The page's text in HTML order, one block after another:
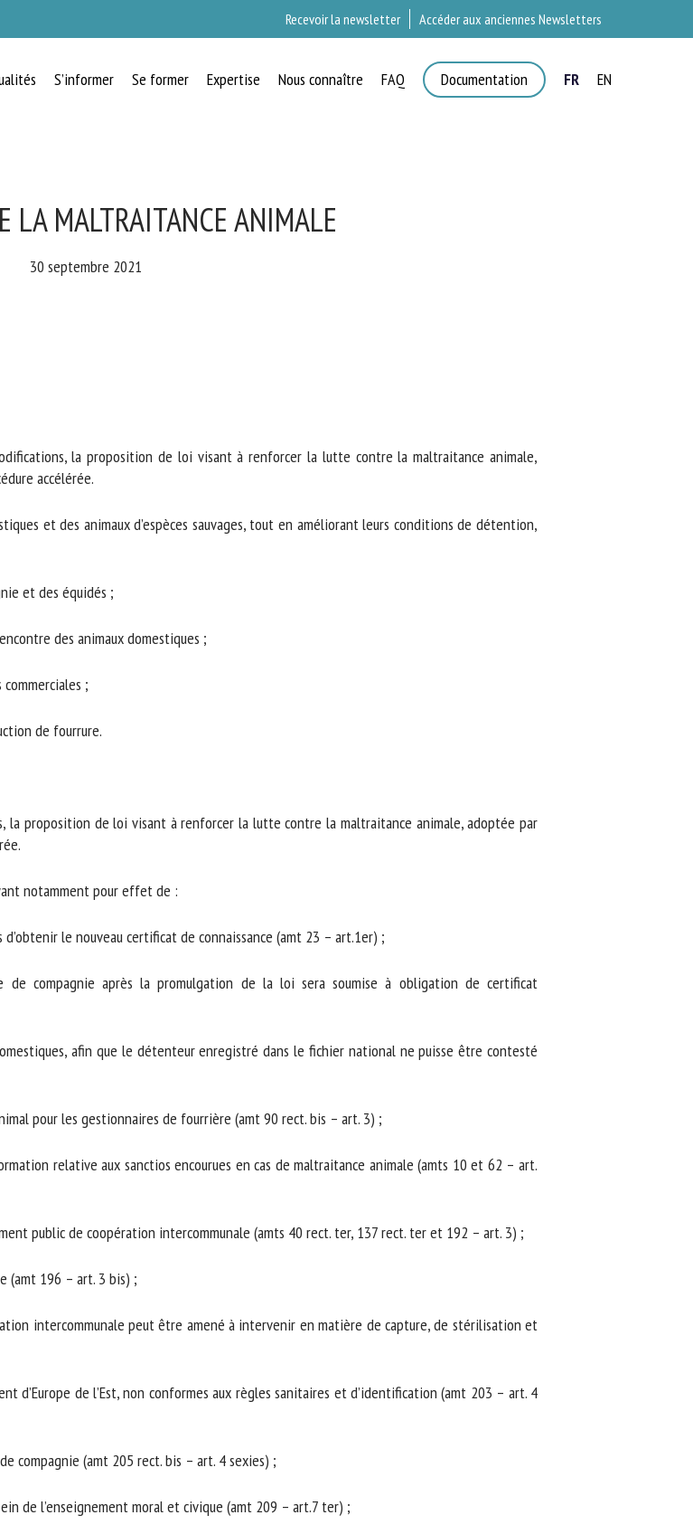
Recevoir la newsletter Accéder aux anciennes Newsletters
S’informer Se former Expertise Nous connaître FAQ Documentation FR EN
LA MALTRAITANCE ANIMALE
30 septembre 2021
la proposition de loi visant à renforcer la lutte contre la maltraitance animale,
accélérée.
et des animaux d’espèces sauvages, tout en améliorant leurs conditions de détention,
et des équidés ;
des animaux domestiques ;
;
de fourrure.
la proposition de loi visant à renforcer la lutte contre la maltraitance animale, adoptée par
notamment pour effet de :
le nouveau certificat de connaissance (amt 23 – art.1er) ;
de compagnie après la promulgation de la loi sera soumise à obligation de certificat
afin que le détenteur enregistré dans le fichier national ne puisse être contesté
pour les gestionnaires de fourrière (amt 90 rect. bis – art. 3) ;
relative aux sanctios encourues en cas de maltraitance animale (amts 10 et 62 – art.
public de coopération intercommunale (amts 40 rect. ter, 137 rect. ter et 192 – art. 3) ;
(amt 196 – art. 3 bis) ;
intercommunale peut être amené à intervenir en matière de capture, de stérilisation et
de l’Est, non conformes aux règles sanitaires et d’identification (amt 203 – art. 4
compagnie (amt 205 rect. bis – art. 4 sexies) ;
de l’enseignement moral et civique (amt 209 – art.7 ter) ;
ÊTRE ANIMAL
relation avec le CNR BEA. *